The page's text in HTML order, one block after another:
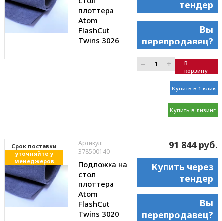
плоттера
Atom
FlashCut
Twins 3026
тендер
Вы
перепродавец?
– +
В
корзину
Купить в 1 клик
Купить в лизинг
Cрок поставки
уточняйте у
менеджеров
Артикул:
378500140
Подложка на
стол
плоттера
Atom
FlashCut
Twins 3020
91 844 руб.
Купить через
тендер
Вы
перепродавец?